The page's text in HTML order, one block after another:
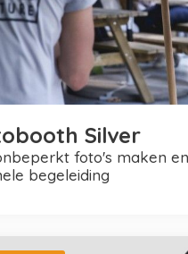
Silver
begeleiding